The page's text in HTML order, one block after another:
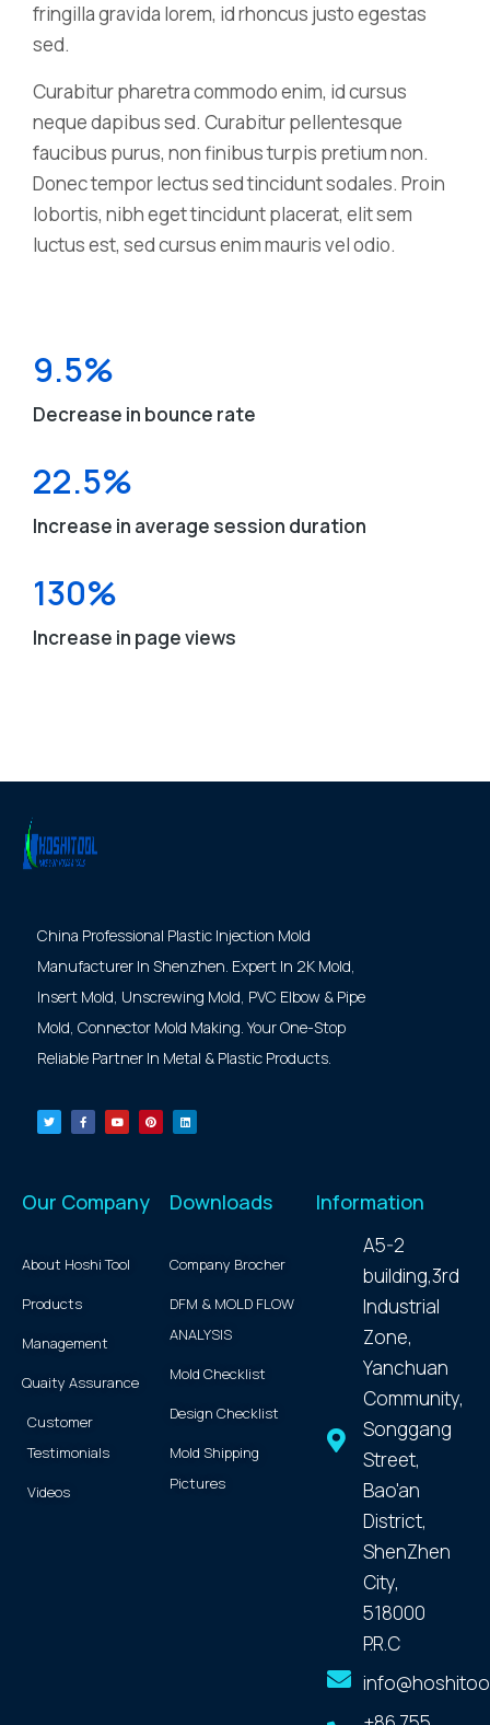
fringilla gravida lorem, id rhoncus justo egestas
sed.
Curabitur pharetra commodo enim, id cursus
neque dapibus sed. Curabitur pellentesque
faucibus purus, non finibus turpis pretium non.
Donec tempor lectus sed tincidunt sodales. Proin
lobortis, nibh eget tincidunt placerat, elit sem
luctus est, sed cursus enim mauris vel odio.
9.5%
Decrease in bounce rate
22.5%
Increase in average session duration
130%
Increase in page views
China Professional Plastic Injection Mold
Manufacturer In Shenzhen. Expert In 2K Mold,
Insert Mold, Unscrewing Mold, PVC Elbow & Pipe
Mold, Connector Mold Making. Your One-Stop
Reliable Partner In Metal & Plastic Products.
Our Company
About Hoshi Tool
Products
Management
Quaity Assurance
Customer
Testimonials
Videos
Downloads
Company Brocher
DFM & MOLD FLOW
ANALYSIS
Mold Checklist
Design Checklist
Mold Shipping
Pictures
Information
A5-2
building,3rd
Industrial
Zone,
Yanchuan
Community,
Songgang
Street,
Bao'an
District,
ShenZhen
City,
518000
P.R.C